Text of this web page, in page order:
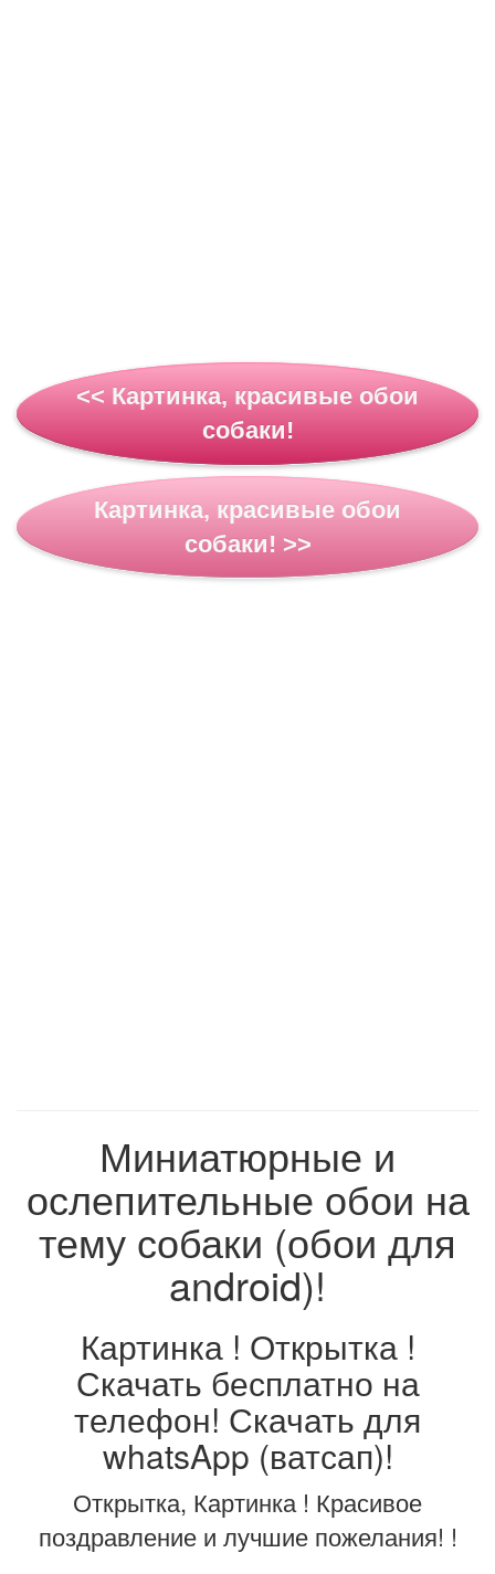
<< Картинка, красивые обои
собаки!
Картинка, красивые обои
собаки! >>
Миниатюрные и
ослепительные обои на
тему собаки (обои для
android)!
Картинка ! Открытка !
Скачать бесплатно на
телефон! Скачать для
whatsApp (ватсап)!
Открытка, Картинка ! Красивое
поздравление и лучшие пожелания! !